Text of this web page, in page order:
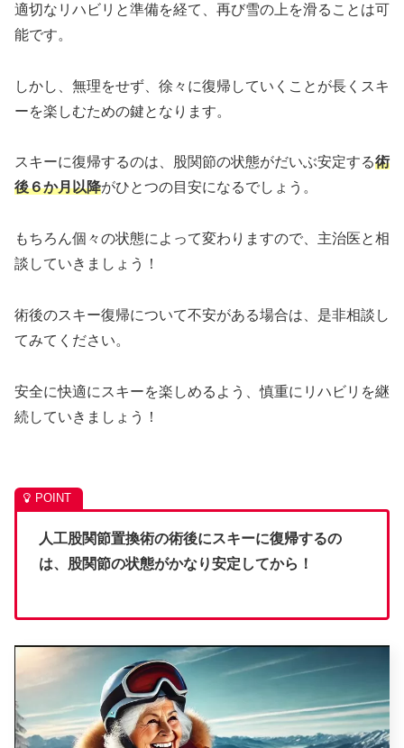
適切なリハビリと準備を経て、再び雪の上を滑ることは可
能です。
しかし、無理をせず、徐々に復帰していくことが長くスキ
ーを楽しむための鍵となります。
スキーに復帰するのは、股関節の状態がだいぶ安定する術
後６か月以降がひとつの目安になるでしょう。
もちろん個々の状態によって変わりますので、主治医と相
談していきましょう！
術後のスキー復帰について不安がある場合は、是非相談し
てみてください。
安全に快適にスキーを楽しめるよう、慎重にリハビリを継
続していきましょう！
人工股関節置換術の術後にスキーに復帰するの
は、股関節の状態がかなり安定してから！